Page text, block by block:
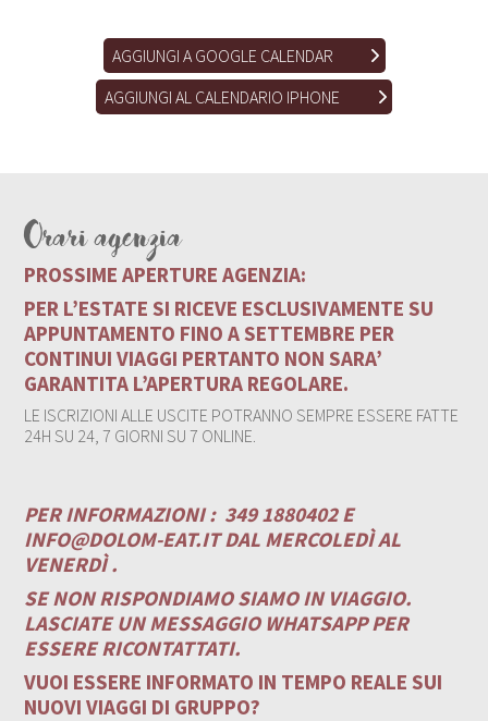
AGGIUNGI A GOOGLE CALENDAR
AGGIUNGI AL CALENDARIO IPHONE
Orari agenzia
PROSSIME APERTURE AGENZIA:
PER L’ESTATE SI RICEVE ESCLUSIVAMENTE SU
APPUNTAMENTO FINO A SETTEMBRE PER
CONTINUI VIAGGI PERTANTO NON SARA’
GARANTITA L’APERTURA REGOLARE.
LE ISCRIZIONI ALLE USCITE POTRANNO SEMPRE ESSERE FATTE
24H SU 24, 7 GIORNI SU 7 ONLINE.
PER INFORMAZIONI : 349 1880402 E
INFO@DOLOM-EAT.ITDAL MERCOLEDÌ AL
VENERDÌ .
SE NON RISPONDIAMO SIAMO IN VIAGGIO.
LASCIATE UN MESSAGGIO WHATSAPP PER
ESSERE RICONTATTATI.
VUOI ESSERE INFORMATO IN TEMPO REALE SUI
NUOVI VIAGGI DI GRUPPO?